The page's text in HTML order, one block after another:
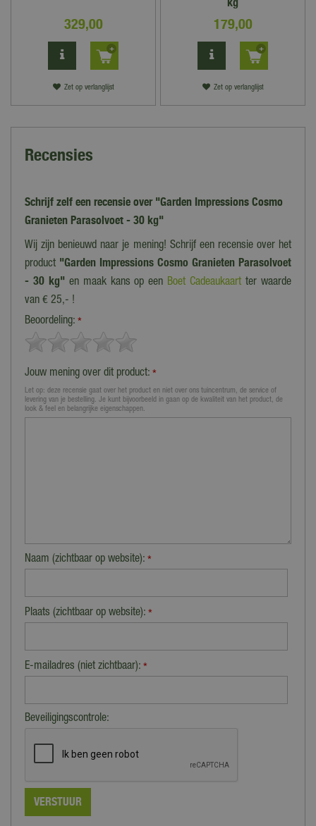
329,00
Zet op verlanglijst
179,00
Zet op verlanglijst
Recensies
Schrijf zelf een recensie over "Garden Impressions Cosmo
Granieten Parasolvoet - 30 kg"
Wij zijn benieuwd naar je mening! Schrijf een recensie over het
product "Garden Impressions Cosmo Granieten Parasolvoet
- 30 kg"en maak kans op een Boet Cadeaukaart ter waarde
van € 25,- !
Beoordeling: *
Jouw mening over dit product: *
Let op: deze recensie gaat over het product en niet over ons tuincentrum, de service of
levering van je bestelling. Je kunt bijvoorbeeld in gaan op de kwaliteit van het product, de
look & feel en belangrijke eigenschappen.
Naam (zichtbaar op website): *
Plaats (zichtbaar op website): *
E-mailadres (niet zichtbaar): *
Beveiligingscontrole: